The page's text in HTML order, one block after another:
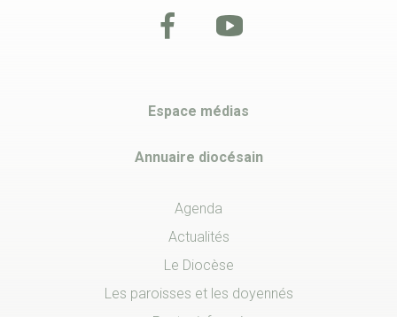
Espace médias
Annuaire diocésain
Agenda
Actualités
Le Diocèse
Les paroisses et les doyennés